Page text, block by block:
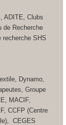
ADITE, Clubs
de Recherche
recherche SHS
Dynamo,
Groupe
MACIF,
CCFP (Centre
CEGES